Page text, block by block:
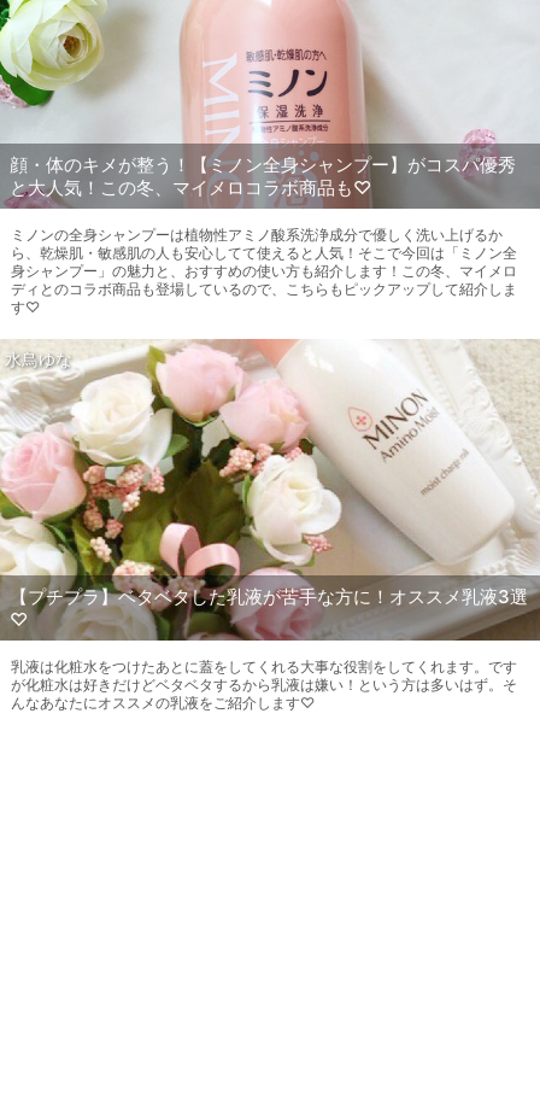
顔・体のキメが整う！【ミノン全身シャンプー】がコスパ優秀
と大人気！この冬、マイメロコラボ商品も♡
ミノンの全身シャンプーは植物性アミノ酸系洗浄成分で優しく洗い上げるか
ら、乾燥肌・敏感肌の人も安心してて使えると人気！そこで今回は「ミノン全
身シャンプー」の魅力と、おすすめの使い方も紹介します！この冬、マイメロ
ディとのコラボ商品も登場しているので、こちらもピックアップして紹介しま
す♡
水鳥ゆな
【プチプラ】ベタベタした乳液が苦手な方に！オススメ乳液3選
♡
乳液は化粧水をつけたあとに蓋をしてくれる大事な役割をしてくれます。です
が化粧水は好きだけどベタベタするから乳液は嫌い！という方は多いはず。そ
んなあなたにオススメの乳液をご紹介します♡